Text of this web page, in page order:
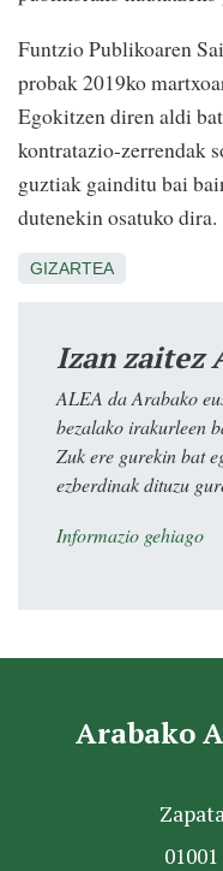
Funtzio Publikoaren
probak 2019ko
Egokitzen diren aldi
kontratazio-zerrendak
guztiak gainditu bai
dutenekin osatuko dira.
GIZARTEA
Izan zaitez
ALEA da Arabako
bezalako irakurleen
Zuk ere gurekin bat
ezberdinak dituzu
Informazio gehiago
Arabako